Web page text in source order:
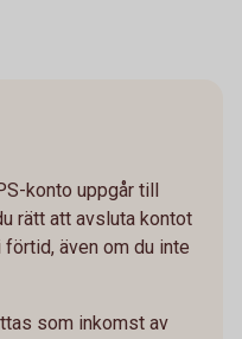
konto uppgår till
rätt att avsluta kontot
även om du inte
som inkomst av